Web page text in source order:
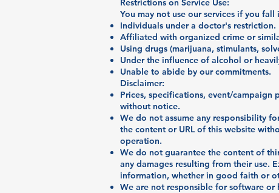
Restrictions on Service Use:
You may not use our services if you
Individuals under a doctor's restriction.
Affiliated with organized crime or
Using drugs (marijuana, stimulants,
Under the influence of alcohol or
Unable to abide by our commitments.
Disclaimer:
Prices, specifications, event/campaign
without notice.
We do not assume any responsibility
the content or URL of this website
operation.
We do not guarantee the content of
any damages resulting from their use.
information, whether in good faith or
We are not responsible for software or